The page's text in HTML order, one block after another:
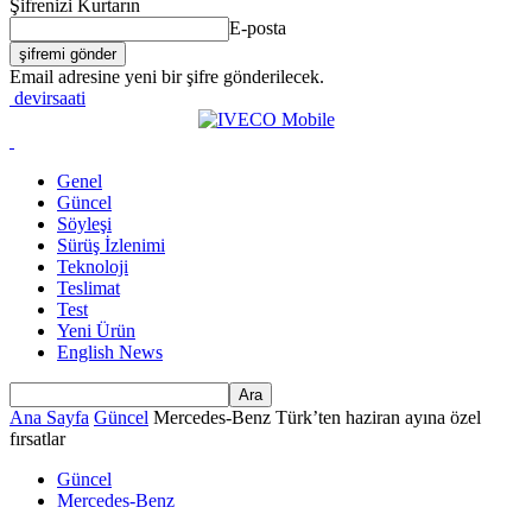
Şifrenizi Kurtarın
E-posta
Email adresine yeni bir şifre gönderilecek.
devirsaati
Genel
Güncel
Söyleşi
Sürüş İzlenimi
Teknoloji
Teslimat
Test
Yeni Ürün
English News
Ana Sayfa Güncel Mercedes-Benz Türk’ten haziran ayına özel
fırsatlar
Güncel
Mercedes-Benz